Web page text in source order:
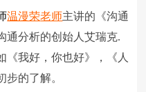
温漫荣老师主讲的《沟通
通分析的创始人艾瑞克.
《我好，你也好》，《人
的了解。